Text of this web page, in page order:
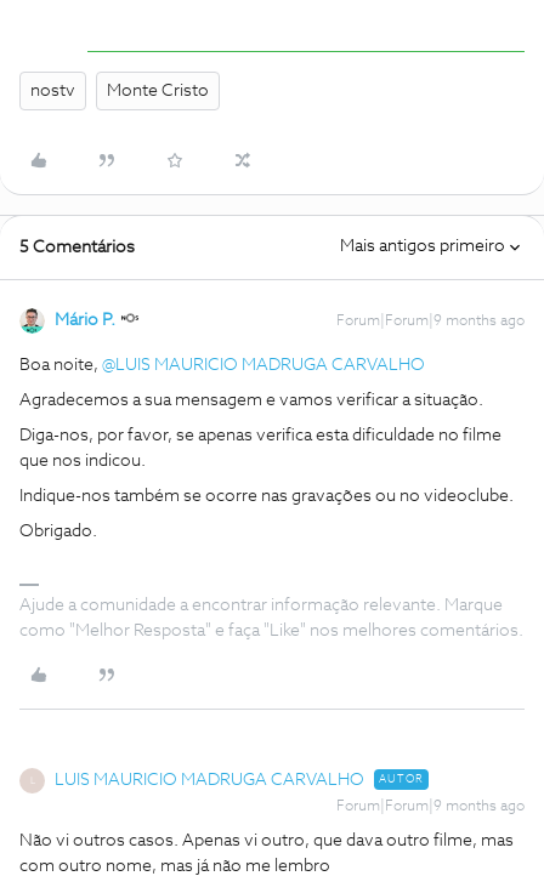
nostv Monte Cristo
5 Comentários Mais antigos primeiro
Mário P. Forum|Forum|9 months ago
Boa noite, ​ @LUIS MAURICIO MADRUGA CARVALHO
Agradecemos a sua mensagem e vamos verificar a situação.
Diga-nos, por favor, se apenas verifica esta dificuldade no filme
que nos indicou.
Indique-nos também se ocorre nas gravações ou no videoclube.
Obrigado.
Ajude a comunidade a encontrar informação relevante. Marque
como "Melhor Resposta" e faça "Like" nos melhores comentários.
LUIS MAURICIO MADRUGA CARVALHO AUTOR
Forum|Forum|9 months ago
Não vi outros casos. Apenas vi outro, que dava outro filme, mas
com outro nome, mas já não me lembro